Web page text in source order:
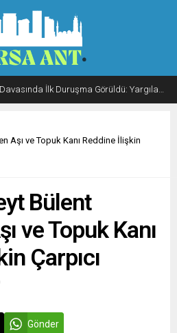
Doruk Efe Bingöl Davasında İlk Duruşma Görüldü: Yargılama 20 Ekim 2026’ya Ertelendi
Aşı ve Topuk Kanı Reddine İlişkin
Bülent
ve Topuk Kanı
Çarpıcı
Gönder